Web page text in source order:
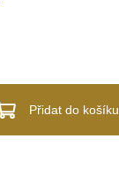
Přidat do košíku